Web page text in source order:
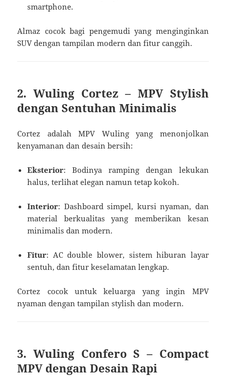
smartphone.
Almaz cocok bagi pengemudi yang menginginkan
SUV dengan tampilan modern dan fitur canggih.
2.Wuling Cortez – MPV Stylish
dengan Sentuhan Minimalis
Cortez adalah MPV Wuling yang menonjolkan
kenyamanan dan desain bersih:
Eksterior: Bodinya ramping dengan lekukan
halus, terlihat elegan namun tetap kokoh.
Interior: Dashboard simpel, kursi nyaman, dan
material berkualitas yang memberikan kesan
minimalis dan modern.
Fitur: AC double blower, sistem hiburan layar
sentuh, dan fitur keselamatan lengkap.
Cortez cocok untuk keluarga yang ingin MPV
nyaman dengan tampilan stylish dan modern.
3.Wuling Confero S – Compact
MPV dengan Desain Rapi